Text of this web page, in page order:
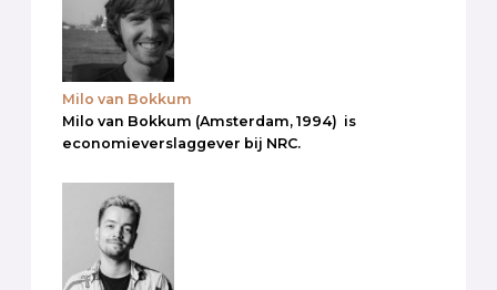
Milo van Bokkum
Milo van Bokkum (Amsterdam, 1994) is
economieverslaggever bij NRC.